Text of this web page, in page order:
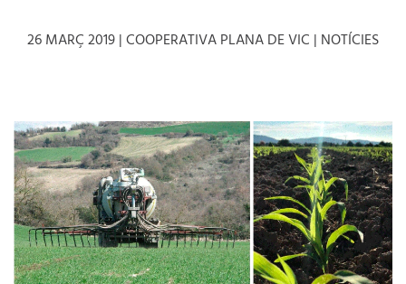
26 MARÇ 2019| COOPERATIVA PLANA DE VIC | NOTÍCIES